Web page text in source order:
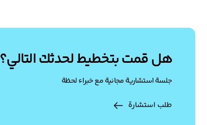
هل قمت بتخطيط لحدثك التالي؟
جلسة استشارية مجانية مع خبراء لحظة
طلب استشارة